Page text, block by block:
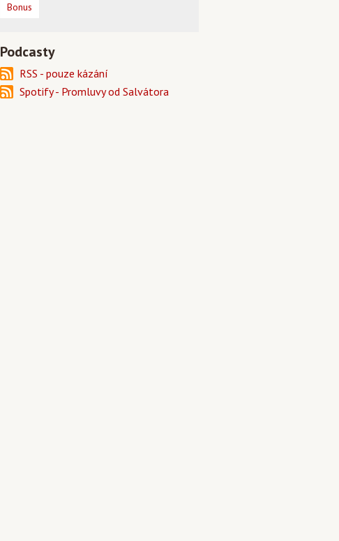
Bonus
Podcasty
RSS - pouze kázání
Spotify - Promluvy od Salvátora